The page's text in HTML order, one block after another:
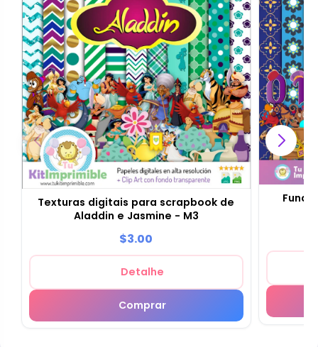
Texturas digitais para scrapbook de
Aladdin e Jasmine - M3
$3.00
Detalhe
Comprar